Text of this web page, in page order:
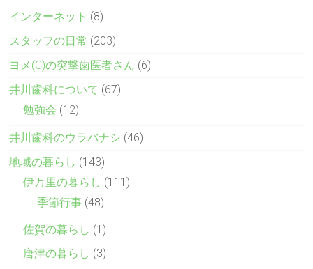
インターネット (8)
スタッフの日常 (203)
ヨメ(C)の突撃歯医者さん (6)
井川歯科について (67)
勉強会 (12)
井川歯科のウラバナシ (46)
地域の暮らし (143)
伊万里の暮らし (111)
季節行事 (48)
佐賀の暮らし (1)
唐津の暮らし (3)